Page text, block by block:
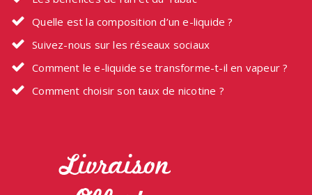
Quelle est la composition d’un e-liquide ?
Suivez-nous sur les réseaux sociaux
Comment le e-liquide se transforme-t-il en vapeur ?
Comment choisir son taux de nicotine ?